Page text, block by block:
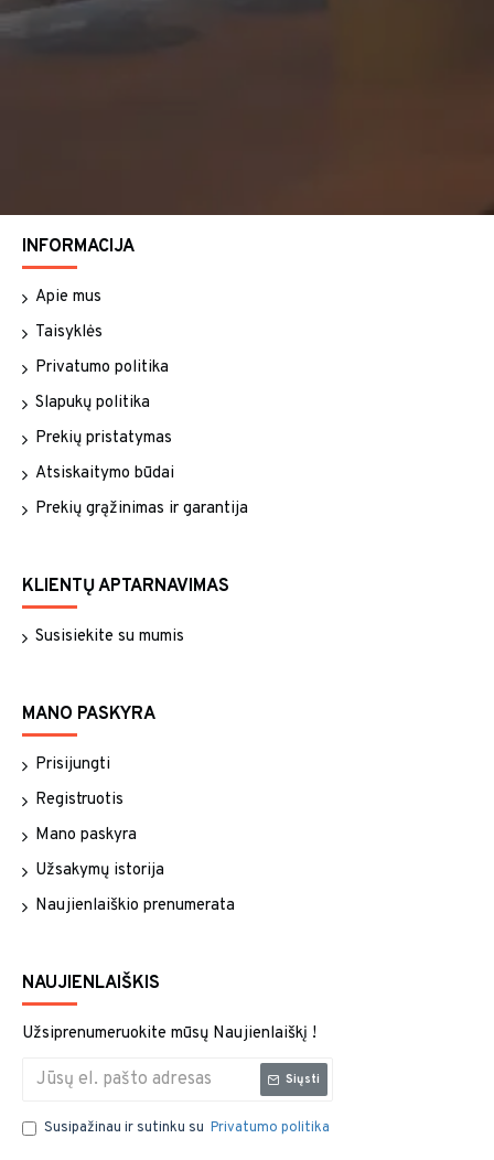
INFORMACIJA
Apie mus
Taisyklės
Privatumo politika
Slapukų politika
Prekių pristatymas
Atsiskaitymo būdai
Prekių grąžinimas ir garantija
KLIENTŲ APTARNAVIMAS
Susisiekite su mumis
MANO PASKYRA
Prisijungti
Registruotis
Mano paskyra
Užsakymų istorija
Naujienlaiškio prenumerata
NAUJIENLAIŠKIS
Užsiprenumeruokite mūsų Naujienlaiškį !
Siųsti
Susipažinau ir sutinku su Privatumo politika